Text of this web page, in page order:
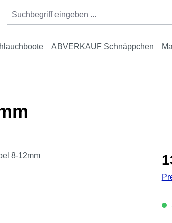
ABVERKAUF Schnäppchen